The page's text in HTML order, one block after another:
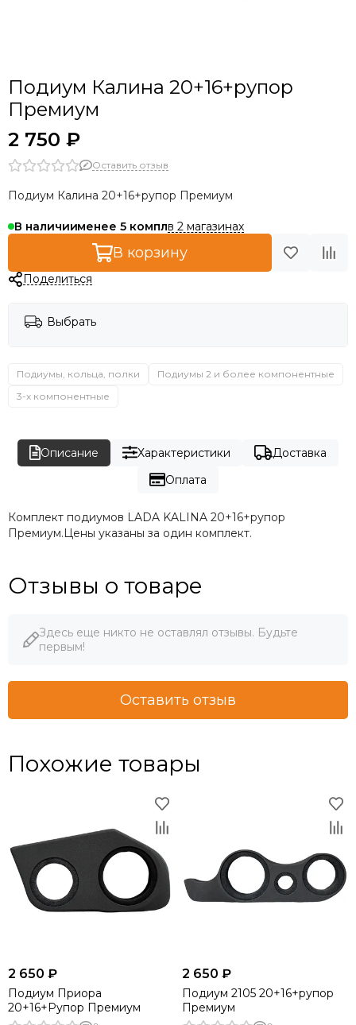
Подиум Калина 20+16+рупор
Премиум
2 750 ₽
Оставить отзыв
Подиум Калина 20+16+рупор Премиум
В наличиименее 5 в 2 магазинах
В корзину
Поделиться
Выбрать
Подиумы, кольца, полки
Подиумы 2 и более компонентные
3-х компонентные
Описание Характеристики
Доставка
Оплата
Комплект подиумов LADA KALINA 20+16+рупор
Премиум.Цены указаны за один комплект.
Отзывы о товаре
Здесь еще никто не оставлял отзывы. Будьте
первым!
Оставить отзыв
Похожие товары
2 650 ₽
Подиум Приора
20+16+Рупор Премиум
2 650 ₽
Подиум 2105 20+16+рупор
Премиум